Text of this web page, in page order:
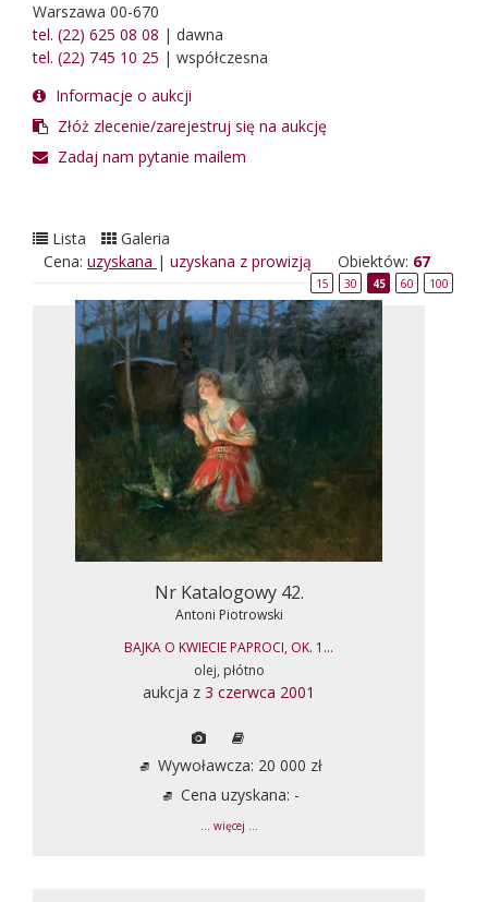
Warszawa 00-670
tel. (22) 625 08 08 | dawna
tel. (22) 745 10 25 | współczesna
Informacje o aukcji
Złóż zlecenie/zarejestruj się na aukcję
Zadaj nam pytanie mailem
Lista
Galeria
Cena: uzyskana | uzyskana z prowizją Obiektów: 67
15 30 45 60 100
Nr Katalogowy 42.
Antoni Piotrowski
BAJKA O KWIECIE PAPROCI, OK. 1...
olej, płótno
aukcja z 3 czerwca 2001
Wywoławcza: 20 000 zł
Cena uzyskana: -
... więcej ...